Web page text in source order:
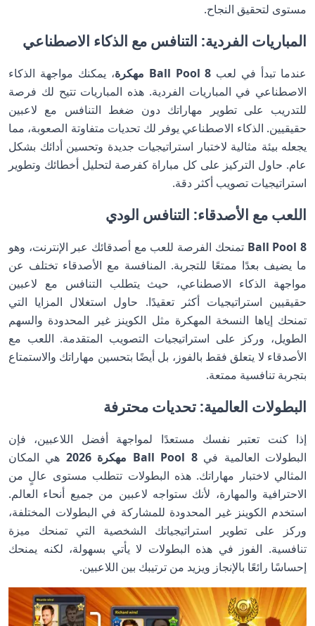
مستوى لتحقيق النجاح.
المباريات الفردية: التنافس مع الذكاء الاصطناعي
عندما تبدأ في لعب 8 Ball Pool مهكرة
، يمكنك مواجهة الذكاء
الاصطناعي في المباريات الفردية. هذه المباريات تتيح لك فرصة
للتدريب على تطوير مهاراتك دون ضغط التنافس مع لاعبين
حقيقيين. الذكاء الاصطناعي يوفر لك تحديات متفاوتة الصعوبة، مما
يجعله بيئة مثالية لاختبار استراتيجيات جديدة وتحسين أدائك بشكل
عام. حاول التركيز على كل مباراة كفرصة لتحليل أخطائك وتطوير
استراتيجيات تصويب أكثر دقة.
اللعب مع الأصدقاء: التنافس الودي
8 Ball Pool
تمنحك الفرصة للعب مع أصدقائك عبر الإنترنت، وهو
ما يضيف بعدًا ممتعًا للتجربة. المنافسة مع الأصدقاء تختلف عن
مواجهة الذكاء الاصطناعي، حيث يتطلب التنافس مع لاعبين
حقيقيين استراتيجيات أكثر تعقيدًا. حاول استغلال المزايا التي
تمنحك إياها النسخة المهكرة مثل الكوينز غير المحدودة والسهم
الطويل، وركز على استراتيجيات التصويب المتقدمة. اللعب مع
الأصدقاء لا يتعلق فقط بالفوز، بل أيضًا بتحسين مهاراتك والاستمتاع
بتجربة تنافسية ممتعة.
البطولات العالمية: تحديات محترفة
إذا كنت تعتبر نفسك مستعدًا لمواجهة أفضل اللاعبين، فإن
البطولات العالمية في8 Ball Pool مهكرة 2026
هي المكان
المثالي لاختبار مهاراتك. هذه البطولات تتطلب مستوى عالٍ من
الاحترافية والمهارة، لأنك ستواجه لاعبين من جميع أنحاء العالم.
استخدم الكوينز غير المحدودة للمشاركة في البطولات المختلفة،
وركز على تطوير استراتيجياتك الشخصية التي تمنحك ميزة
تنافسية. الفوز في هذه البطولات لا يأتي بسهولة، لكنه يمنحك
إحساسًا رائعًا بالإنجاز ويزيد من ترتيبك بين اللاعبين.